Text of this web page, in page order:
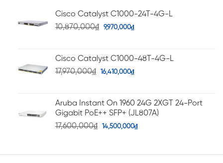
Cisco Catalyst C1000-24T-4G-L
10,870,000₫ 9,970,000₫
Cisco Catalyst C1000-48T-4G-L
17,970,000₫ 16,410,000₫
Aruba Instant On 1960 24G 2XGT 24-Port
Gigabit PoE++ SFP+ (JL807A)
17,600,000₫ 14,500,000₫